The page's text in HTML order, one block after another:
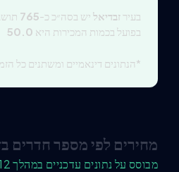
בעירזבדיאל יש בסה״כ כ-765
בפועל בכמות המכירות היא 50.0
*הנתונים דינאמיים ומשתנים כל
מחירים לפי מספר חדרים
מבוסס על נתונים עדכניים במהלך 12 החודשים האחרונים